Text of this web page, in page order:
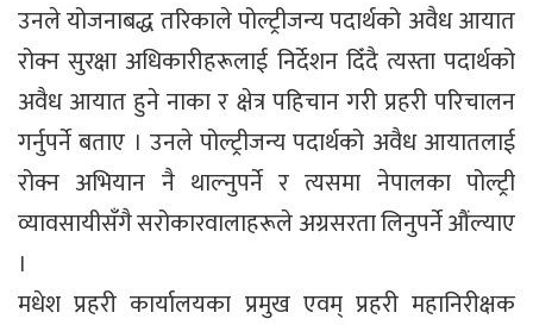
उनले योजनाबद्ध तरिकाले पोल्ट्रीजन्य पदार्थको अवैध आयात
रोक्न सुरक्षा अधिकारीहरूलाई निर्देशन दिँदै त्यस्ता पदार्थको
अवैध आयात हुने नाका र क्षेत्र पहिचान गरी प्रहरी परिचालन
गर्नुपर्ने बताए । उनले पोल्ट्रीजन्य पदार्थको अवैध आयातलाई
रोक्न अभियान नै थाल्नुपर्ने र त्यसमा नेपालका पोल्ट्री
व्यावसायीसँगै सरोकारवालाहरूले अग्रसरता लिनुपर्ने औंल्याए
।
मधेश प्रहरी कार्यालयका प्रमुख एवम् प्रहरी महानिरीक्षक